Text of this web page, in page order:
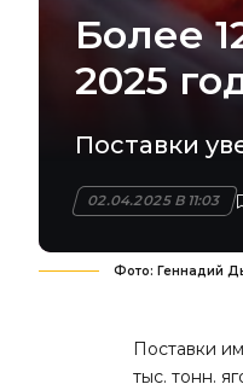
Более
2025
Поставки
02.04.2025 В 11:03
Фото: Геннадий
Поставки
тыс. тонн.